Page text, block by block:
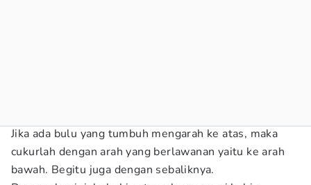
Jika ada bulu yang tumbuh mengarah ke atas, maka
cukurlah dengan arah yang berlawanan yaitu ke arah
bawah. Begitu juga dengan sebaliknya.